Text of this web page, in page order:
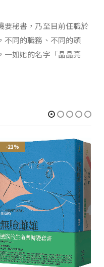
要秘書，乃至目前任職於
不同的職務、不同的頭
一如她的名字「晶晶亮
-21%